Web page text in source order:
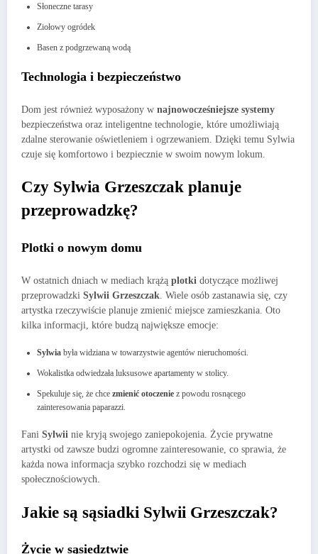
Słoneczne tarasy
Ziołowy ogródek
Basen z podgrzewaną wodą
Technologia i bezpieczeństwo
Dom jest również wyposażony w najnowocześniejsze systemy
bezpieczeństwa oraz inteligentne technologie, które umożliwiają
zdalne sterowanie oświetleniem i ogrzewaniem. Dzięki temu Sylwia
czuje się komfortowo i bezpiecznie w swoim nowym lokum.
Czy Sylwia Grzeszczak planuje
przeprowadzkę?
Plotki o nowym domu
W ostatnich dniach w mediach krążą plotki dotyczące możliwej
przeprowadzki Sylwii Grzeszczak. Wiele osób zastanawia się, czy
artystka rzeczywiście planuje zmienić miejsce zamieszkania. Oto
kilka informacji, które budzą największe emocje:
Sylwia była widziana w towarzystwie agentów nieruchomości.
Wokalistka odwiedzała luksusowe apartamenty w stolicy.
Spekuluje się, że chce zmienić otoczenie z powodu rosnącego
zainteresowania paparazzi.
Fani Sylwii nie kryją swojego zaniepokojenia. Życie prywatne
artystki od zawsze budzi ogromne zainteresowanie, co sprawia, że
każda nowa informacja szybko rozchodzi się w mediach
społecznościowych.
Jakie są sąsiadki Sylwii Grzeszczak?
Życie w sąsiedztwie